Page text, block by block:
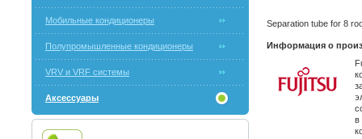
Мобильные кондиционеры
Полупромышленные кондиционеры
VRV и VRF системы
Аксессуары
Separation tube for 8
Информация о
в